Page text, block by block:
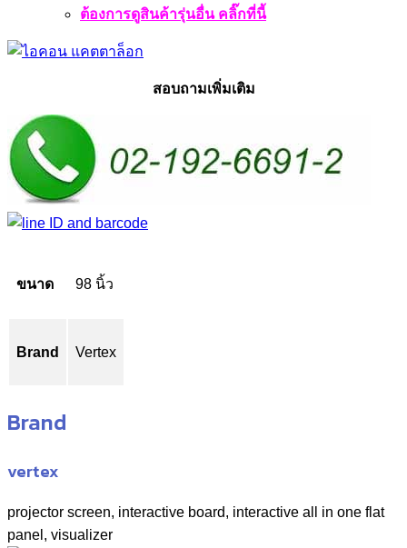
ต้องการดูสินค้ารุ่นอื่น คลิ๊กที่นี้
สอบถามเพิ่มเติม
ขนาด 98 นิ้ว
Brand Vertex
Brand
vertex
projector screen, interactive board, interactive all in one flat
panel, visualizer